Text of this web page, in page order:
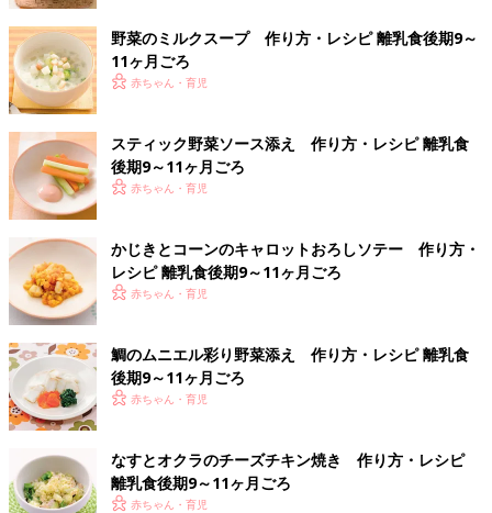
野菜のミルクスープ 作り方・レシピ 離乳食後期9～
11ヶ月ごろ
赤ちゃん・育児
スティック野菜ソース添え 作り方・レシピ 離乳食
後期9～11ヶ月ごろ
赤ちゃん・育児
かじきとコーンのキャロットおろしソテー 作り方・
レシピ 離乳食後期9～11ヶ月ごろ
赤ちゃん・育児
鯛のムニエル彩り野菜添え 作り方・レシピ 離乳食
後期9～11ヶ月ごろ
赤ちゃん・育児
なすとオクラのチーズチキン焼き 作り方・レシピ
離乳食後期9～11ヶ月ごろ
赤ちゃん・育児